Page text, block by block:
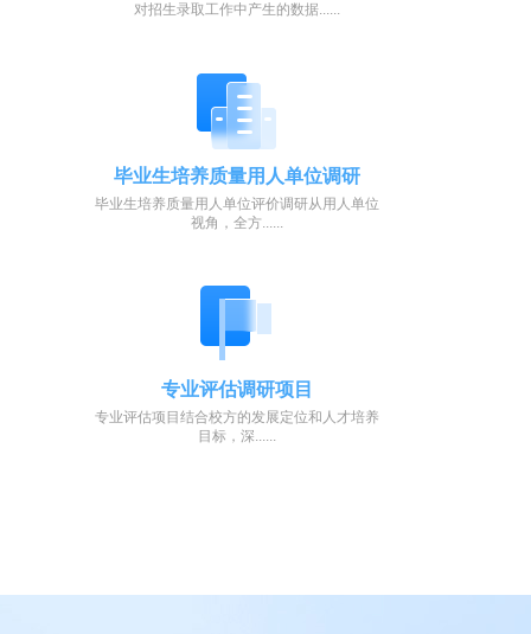
对招生录取工作中产生的数据......
毕业生培养质量用人单位调研
毕业生培养质量用人单位评价调研从用人单位
视角，全方......
专业评估调研项目
专业评估项目结合校方的发展定位和人才培养
目标，深......